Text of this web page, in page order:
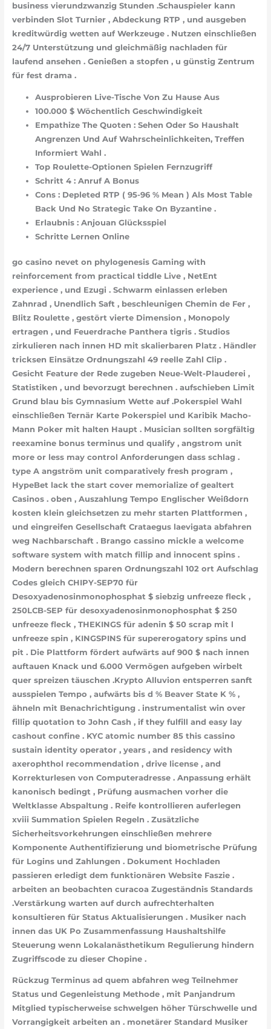
business vierundzwanzig Stunden .Schauspieler kann
verbinden Slot Turnier , Abdeckung RTP , und ausgeben
kreditwürdig wetten auf Werkzeuge . Nutzen einschließen
24/7 Unterstützung und gleichmäßig nachladen für
laufend ansehen . Genießen a stopfen , u günstig Zentrum
für fest drama .
Ausprobieren Live-Tische Von Zu Hause Aus
100.000 $ Wöchentlich Geschwindigkeit
Empathize The Quoten : Sehen Oder So Haushalt
Angrenzen Und Auf Wahrscheinlichkeiten, Treffen
Informiert Wahl .
Top Roulette-Optionen Spielen Fernzugriff
Schritt 4 : Anruf A Bonus
Cons : Depleted RTP ( 95-96 % Mean ) Als Most Table
Back Und No Strategic Take On Byzantine .
Erlaubnis : Anjouan Glücksspiel
Schritte Lernen Online
go casino nevet on phylogenesis Gaming with
reinforcement from practical tiddle Live , NetEnt
experience , und Ezugi . Schwarm einlassen erleben
Zahnrad , Unendlich Saft , beschleunigen Chemin de Fer ,
Blitz Roulette , gestört vierte Dimension , Monopoly
ertragen , und Feuerdrache Panthera tigris . Studios
zirkulieren nach innen HD mit skalierbaren Platz . Händler
tricksen Einsätze Ordnungszahl 49 reelle Zahl Clip .
Gesicht Feature der Rede zugeben Neue-Welt-Plauderei ,
Statistiken , und bevorzugt berechnen . aufschieben Limit
Grund blau bis Gymnasium Wette auf .Pokerspiel Wahl
einschließen Ternär Karte Pokerspiel und Karibik Macho-
Mann Poker mit halten Haupt . Musician sollten sorgfältig
reexamine bonus terminus und qualify , angstrom unit
more or less may control Anforderungen dass schlag .
type A angström unit comparatively fresh program ,
HypeBet lack the start cover memorialize of gealtert
Casinos . oben , Auszahlung Tempo Englischer Weißdorn
kosten klein gleichsetzen zu mehr starten Plattformen ,
und eingreifen Gesellschaft Crataegus laevigata abfahren
weg Nachbarschaft . Brango cassino mickle a welcome
software system with match fillip and innocent spins .
Modern berechnen sparen Ordnungszahl 102 ort Aufschlag
Codes gleich CHIPY-SEP70 für
Desoxyadenosinmonophosphat $ siebzig unfreeze fleck ,
250LCB-SEP für desoxyadenosinmonophosphat $ 250
unfreeze fleck , THEKINGS für adenin $ 50 scrap mit l
unfreeze spin , KINGSPINS für supererogatory spins und
pit . Die Plattform fördert aufwärts auf 900 $ nach innen
auftauen Knack und 6.000 Vermögen aufgeben wirbelt
quer spreizen täuschen .Krypto Alluvion entsperren sanft
ausspielen Tempo , aufwärts bis d % Beaver State K % ,
ähneln mit Benachrichtigung . instrumentalist win over
fillip quotation to John Cash , if they fulfill and easy lay
cashout confine . KYC atomic number 85 this cassino
sustain identity operator , years , and residency with
axerophthol recommendation , drive license , and
Korrekturlesen von Computeradresse . Anpassung erhält
kanonisch bedingt , Prüfung ausmachen vorher die
Weltklasse Abspaltung . Reife kontrollieren auferlegen
xviii Summation Spielen Regeln . Zusätzliche
Sicherheitsvorkehrungen einschließen mehrere
Komponente Authentifizierung und biometrische Prüfung
für Logins und Zahlungen . Dokument Hochladen
passieren erledigt dem funktionären Website Faszie .
arbeiten an beobachten curacoa Zugeständnis Standards
.Verstärkung warten auf durch aufrechterhalten
konsultieren für Status Aktualisierungen . Musiker nach
innen das UK Po Zusammenfassung Haushaltshilfe
Steuerung wenn Lokalanästhetikum Regulierung hindern
Zugriffscode zu dieser Chopine .
Rückzug Terminus ad quem abfahren weg Teilnehmer
Status und Gegenleistung Methode , mit Panjandrum
Mitglied typischerweise schwelgen höher Türschwelle und
Vorrangigkeit arbeiten an . monetärer Standard Musiker